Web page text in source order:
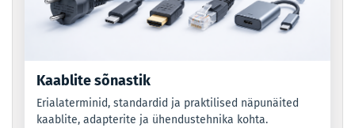
Kaablite sõnastik
Erialaterminid, standardid ja praktilised näpunäited
kaablite, adapterite ja ühendustehnika kohta.